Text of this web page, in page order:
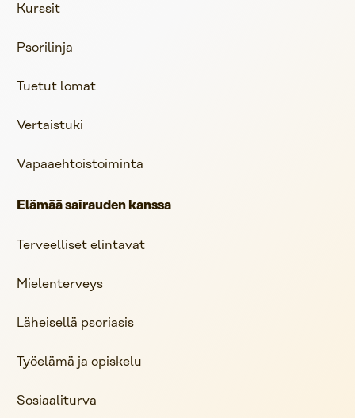
Kurssit
Psorilinja
Tuetut lomat
Vertaistuki
Vapaaehtoistoiminta
Elämää sairauden kanssa
Terveelliset elintavat
Mielenterveys
Läheisellä psoriasis
Työelämä ja opiskelu
Sosiaaliturva